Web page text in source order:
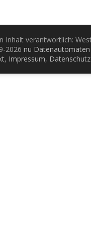
Inhalt verantwortlich:
2026 nu
, Impressum, Datenschutz